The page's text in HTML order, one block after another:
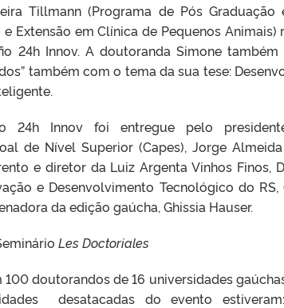
Tillmann (Programa de Pós Graduação
e Extensão em Clínica de Pequenos
24h Innov. A doutoranda Simone
também com o tema da sua tese:
24h Innov foi entregue pelo
de Nível Superior (Capes), Jorge
e diretor da Luiz Argenta Vinhos Finos,
e Desenvolvimento Tecnológico do
da edição gaúcha, Ghissia Hauser.
Les Doctoriales
doutorandos de 16 universidades
desatacadas do evento